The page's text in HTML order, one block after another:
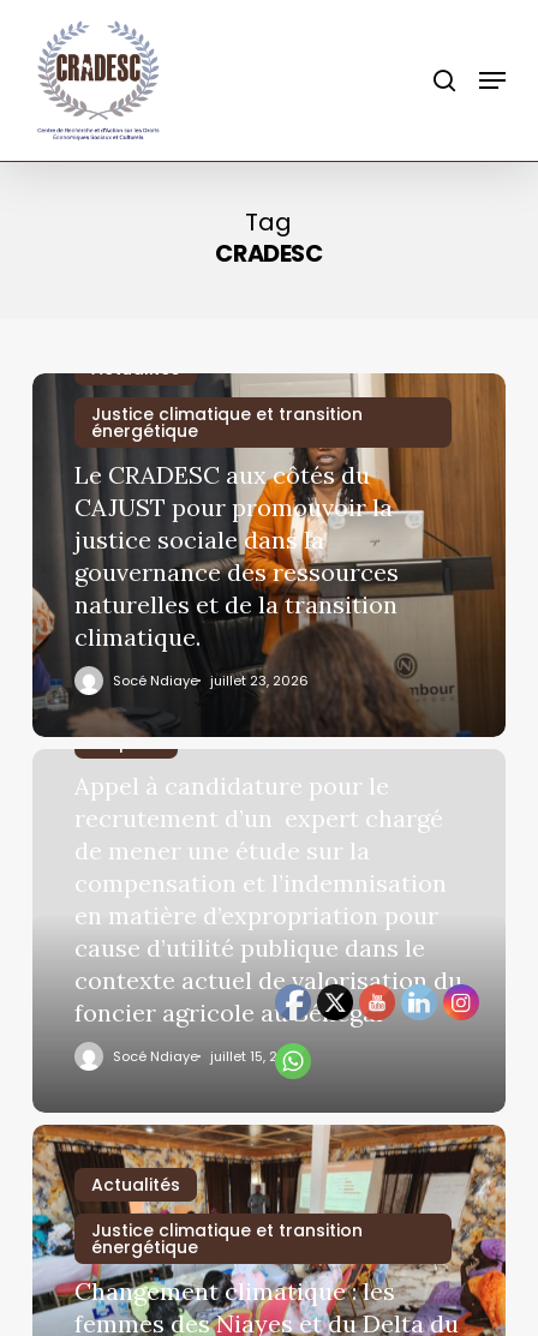
main
content
Menu
Tag
CRADESC
Actualités
Justice climatique et transition
énergétique
Le CRADESC aux côtés du
CAJUST pour promouvoir la
justice sociale dans la
gouvernance des ressources
naturelles et de la transition
climatique.
Socé Ndiaye juillet 23, 2026
emplois
Appel à candidature pour le
recrutement d’un expert chargé
de mener une étude sur la
compensation et l’indemnisation
en matière d’expropriation pour
cause d’utilité publique dans le
contexte actuel de valorisation du
foncier agricole au Sénégal
Socé Ndiaye juillet 15, 2026
Actualités
Justice climatique et transition
énergétique
Changement climatique : les
femmes des Niayes et du Delta du